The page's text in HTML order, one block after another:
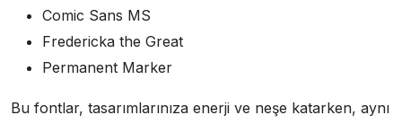
Comic Sans MS
Fredericka the Great
Permanent Marker
Bu fontlar, tasarımlarınıza enerji ve neşe katarken, aynı